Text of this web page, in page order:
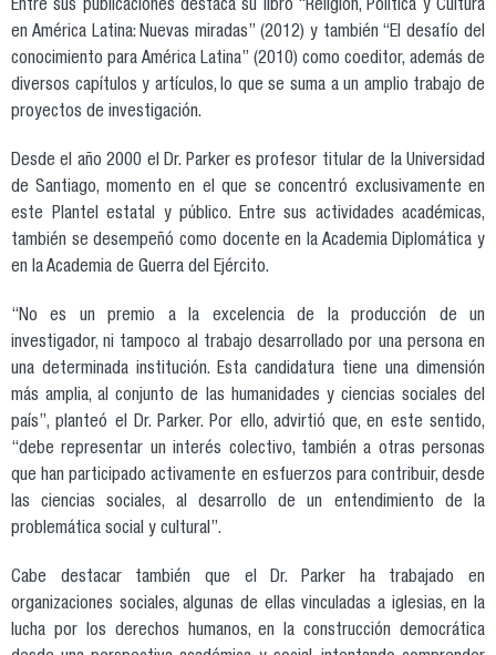
Entre sus publicaciones destaca su libro “Religión, Política y Cultura
en América Latina: Nuevas miradas” (2012) y también “El desafío del
conocimiento para América Latina” (2010) como coeditor, además de
diversos capítulos y artículos, lo que se suma a un amplio trabajo de
proyectos de investigación.
Desde el año 2000 el Dr. Parker es profesor titular de la Universidad
de Santiago, momento en el que se concentró exclusivamente en
este Plantel estatal y público. Entre sus actividades académicas,
también se desempeñó como docente en la Academia Diplomática y
en la Academia de Guerra del Ejército.
“No es un premio a la excelencia de la producción de un
investigador, ni tampoco al trabajo desarrollado por una persona en
una determinada institución. Esta candidatura tiene una dimensión
más amplia, al conjunto de las humanidades y ciencias sociales del
país”, planteó el Dr. Parker. Por ello, advirtió que, en este sentido,
“debe representar un interés colectivo, también a otras personas
que han participado activamente en esfuerzos para contribuir, desde
las ciencias sociales, al desarrollo de un entendimiento de la
problemática social y cultural”.
Cabe destacar también que el Dr. Parker ha trabajado en
organizaciones sociales, algunas de ellas vinculadas a iglesias, en la
lucha por los derechos humanos, en la construcción democrática